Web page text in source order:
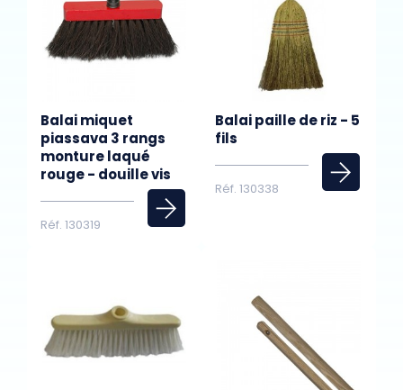
Balai miquet
piassava 3 rangs
monture laqué
rouge - douille vis
Réf. 130319
Balai paille de riz - 5
fils
Réf. 130338